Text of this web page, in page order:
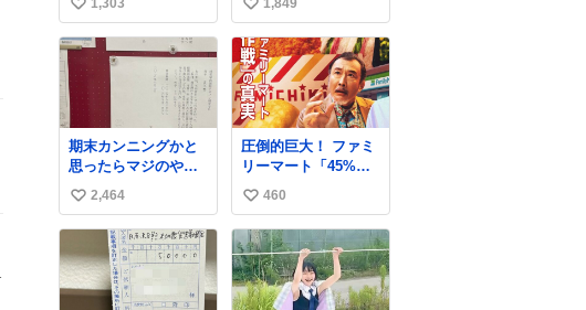
うに出てきた。 1970
年代のものかなあ。
欽ちゃん鉛筆。どう
すんの、これ。
い
い
数
うなショルダーバッ
グが欲しいな〜と思
っていたのだけど
snidelでめちゃくち
ゃピッタリなものを
見つけたので買っ
た！✨ スマホと小物
とペットボトルが入
るの最高すぎる🥹 し
かもスマホ入れ独立
してるしファスナー
ない！地味に嬉しい
やつ！！！
い
い
ね
数
期末カンニングかと
思ったらマジのやつ
で草 B4でIDMってこ
とはおそらく就職だ
し、内定取り消し？
それと夏休み期間の
停学って無意味じゃ
ね？
い
い
ね
数
2,464
圧倒的巨大！ ファミ
リーマート「45%増
量作戦」には都市伝
説が隠されている、
のかもしれない。
web-
mu.jp/news/79509/
い
い
ね
数
460